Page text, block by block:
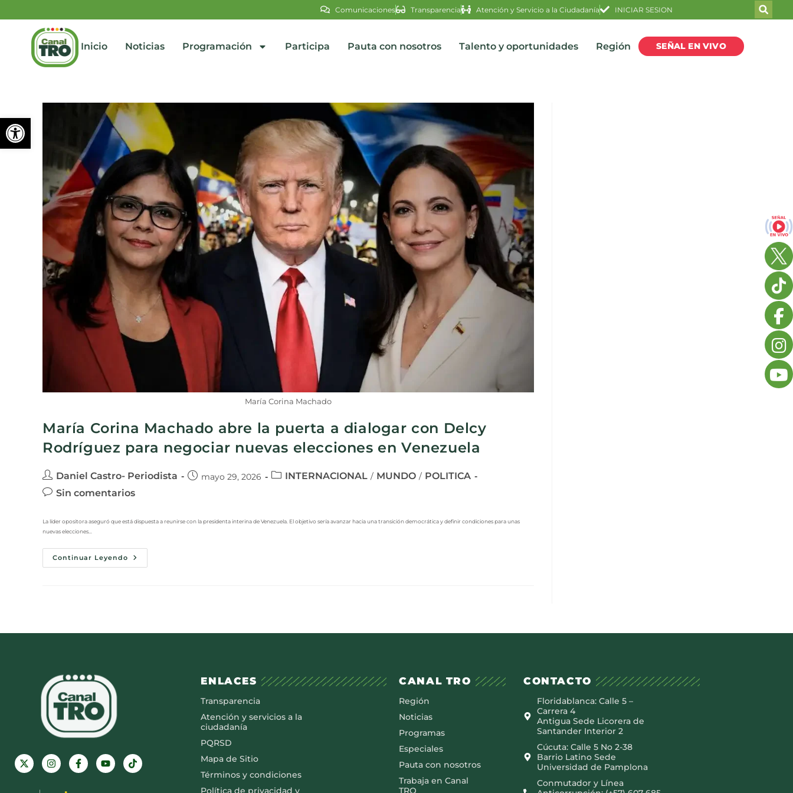
Abrir barra de herramientas
Comunicaciones Transparencia Atención y Servicio a la Ciudadanía INICIAR SESION
Inicio Noticias Programación Participa Pauta con nosotros Talento y oportunidades Región SEÑAL EN VIVO
María Corina Machado
María Corina Machado abre la puerta a dialogar con Delcy
Rodríguez para negociar nuevas elecciones en Venezuela
Daniel Castro- Periodista mayo 29, 2026 INTERNACIONAL / MUNDO / POLITICA
Sin comentarios
La líder opositora aseguró que está dispuesta a reunirse con la presidenta interina de Venezuela. El objetivo sería avanzar hacia una transición democrática y definir condiciones para unas
nuevas elecciones…
Continuar Leyendo
ENLACES
Transparencia
Atención y servicios a la
ciudadanía
PQRSD
Mapa de Sitio
Términos y condiciones
Política de privacidad y
CANAL TRO
Región
Noticias
Programas
Especiales
Pauta con nosotros
Trabaja en Canal
TRO
CONTACTO
Floridablanca: Calle 5 –
Carrera 4
Antigua Sede Licorera de
Santander Interior 2
Cúcuta: Calle 5 No 2-38
Barrio Latino Sede
Universidad de Pamplona
Conmutador y Línea